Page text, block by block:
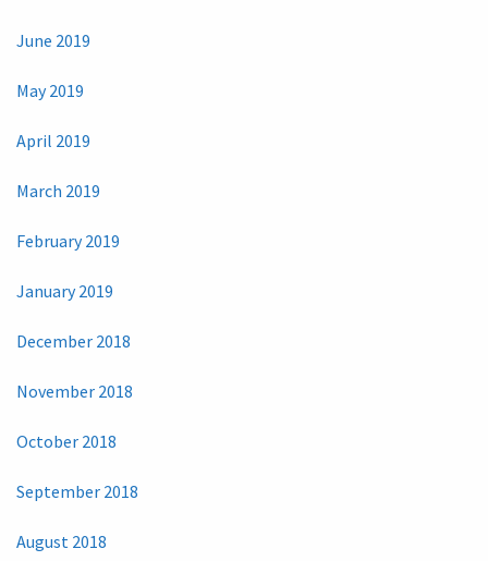
June 2019
May 2019
April 2019
March 2019
February 2019
January 2019
December 2018
November 2018
October 2018
September 2018
August 2018